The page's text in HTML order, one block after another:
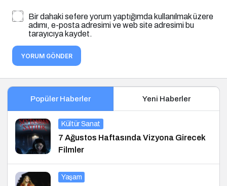
Bir dahaki sefere yorum yaptığımda kullanılmak üzere
adımı, e-posta adresimi ve web site adresimi bu
tarayıcıya kaydet.
YORUM GÖNDER
Popüler Haberler Yeni Haberler
Kültür Sanat
7 Ağustos Haftasında Vizyona Girecek
Filmler
Yaşam